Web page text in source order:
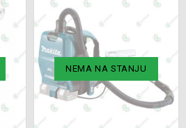
NEMA NA STANJU